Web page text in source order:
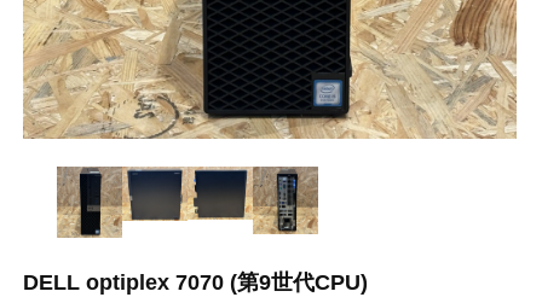
DELL optiplex 7070 (第9世代CPU)